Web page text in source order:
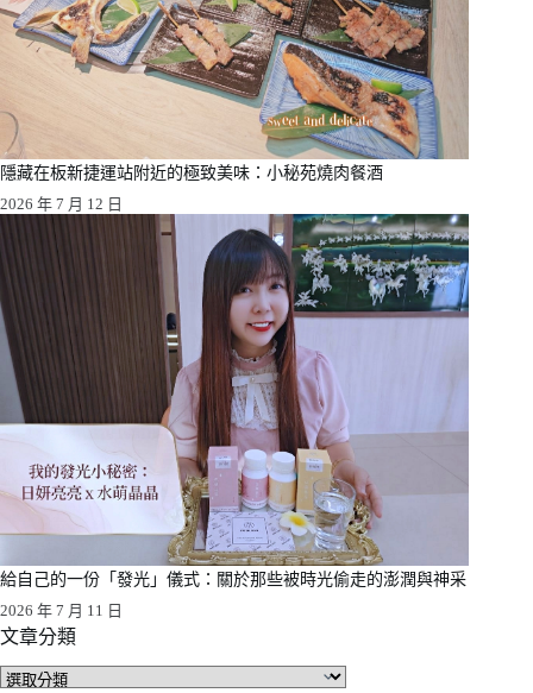
隱藏在板新捷運站附近的極致美味：小秘苑燒肉餐酒
2026 年 7 月 12 日
給自己的一份「發光」儀式：關於那些被時光偷走的澎潤與神采
2026 年 7 月 11 日
文章分類
文